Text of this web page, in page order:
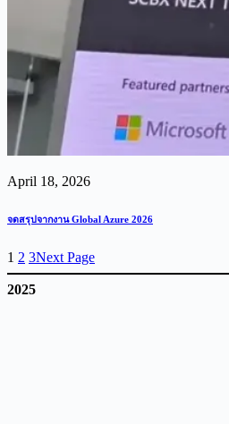
April 18, 2026
จดสรุปจากงาน Global Azure 2026
1 2 3Next Page
2025